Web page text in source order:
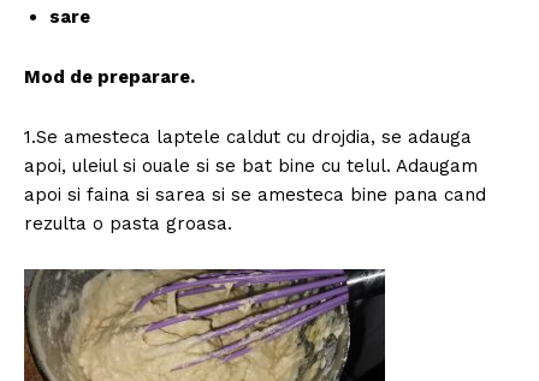
sare
Mod de preparare.
1.Se amesteca laptele caldut cu drojdia, se adauga
apoi, uleiul si ouale si se bat bine cu telul. Adaugam
apoi si faina si sarea si se amesteca bine pana cand
rezulta o pasta groasa.